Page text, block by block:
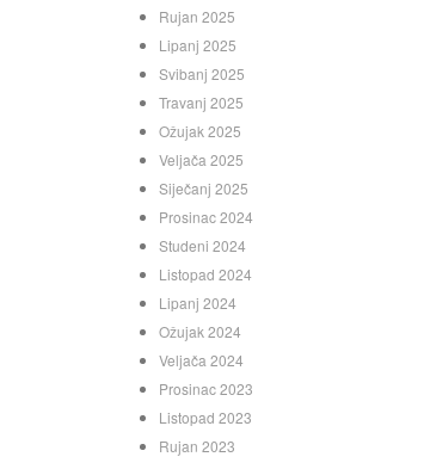
Rujan 2025
Lipanj 2025
Svibanj 2025
Travanj 2025
Ožujak 2025
Veljača 2025
Siječanj 2025
Prosinac 2024
Studeni 2024
Listopad 2024
Lipanj 2024
Ožujak 2024
Veljača 2024
Prosinac 2023
Listopad 2023
Rujan 2023